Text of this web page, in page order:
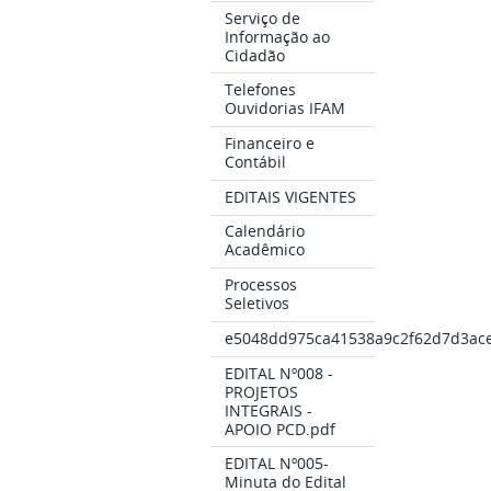
Serviço de
Informação ao
Cidadão
Telefones
Ouvidorias IFAM
Financeiro e
Contábil
EDITAIS VIGENTES
Calendário
Acadêmico
Processos
Seletivos
EDITAL Nº008 -
PROJETOS
INTEGRAIS -
APOIO PCD.pdf
EDITAL Nº005-
Minuta do Edital